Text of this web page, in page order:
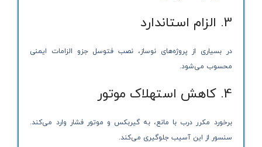
3. الزام استاندارد
در بسیاری از پروژه‌های نوساز، نصب فتوسل جزو الزامات ایمنی
محسوب می‌شود.
4. کاهش استهلاک موتور
برخورد مکرر درب با مانع، به گیربکس و موتور فشار وارد می‌کند.
سنسور از این آسیب جلوگیری می‌کند.